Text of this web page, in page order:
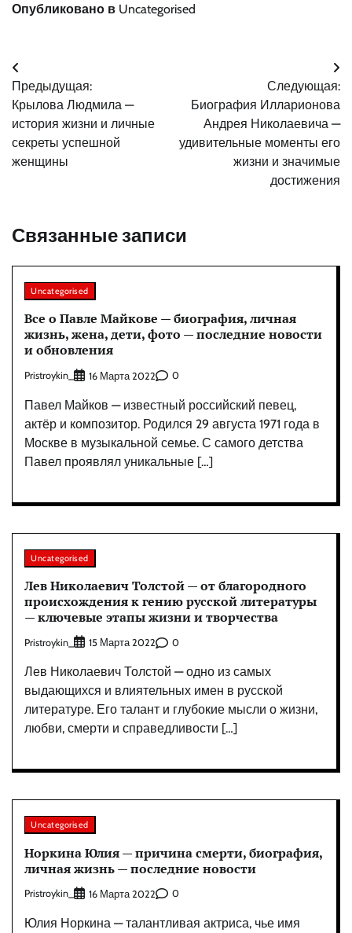
Опубликовано в Uncategorised
Навигация
по
записям
Предыдущая:
Крылова Людмила —
история жизни и личные
секреты успешной
женщины
Следующая:
Биография Илларионова
Андрея Николаевича —
удивительные моменты его
жизни и значимые
достижения
Связанные записи
Uncategorised
Все о Павле Майкове — биография, личная
жизнь, жена, дети, фото — последние новости
и обновления
Pristroykin_ 16 Марта 2022 0
Павел Майков — известный российский певец,
актёр и композитор. Родился 29 августа 1971 года в
Москве в музыкальной семье. С самого детства
Павел проявлял уникальные […]
Uncategorised
Лев Николаевич Толстой — от благородного
происхождения к гению русской литературы
— ключевые этапы жизни и творчества
Pristroykin_ 15 Марта 2022 0
Лев Николаевич Толстой — одно из самых
выдающихся и влиятельных имен в русской
литературе. Его талант и глубокие мысли о жизни,
любви, смерти и справедливости […]
Uncategorised
Норкина Юлия — причина смерти, биография,
личная жизнь — последние новости
Pristroykin_ 16 Марта 2022 0
Юлия Норкина — талантливая актриса, чье имя